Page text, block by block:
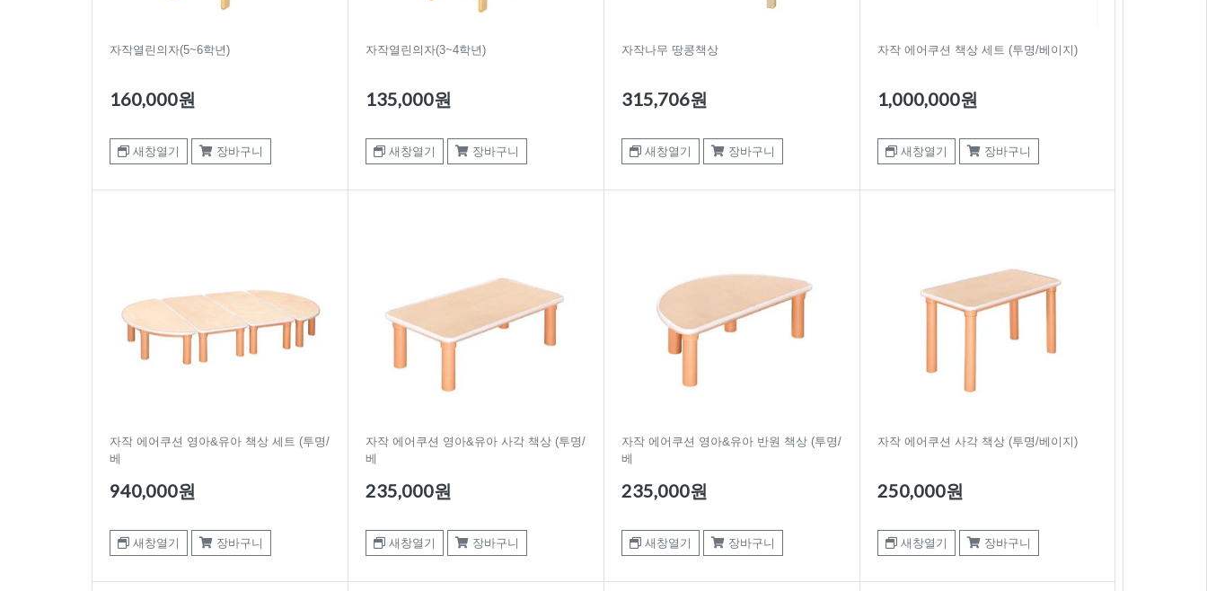
자작열린의자(5~6학년)
160,000원
새창열기 장바구니
자작열린의자(3~4학년)
135,000원
새창열기 장바구니
자작나무 땅콩책상
315,706원
새창열기 장바구니
자작 에어쿠션 책상 세트 (투명/베이지)
1,000,000원
새창열기 장바구니
자작 에어쿠션 영아&유아 책상 세트 (투명/
베
940,000원
새창열기 장바구니
자작 에어쿠션 영아&유아 사각 책상 (투명/
베
235,000원
새창열기 장바구니
자작 에어쿠션 영아&유아 반원 책상 (투명/
베
235,000원
새창열기 장바구니
자작 에어쿠션 사각 책상 (투명/베이지)
250,000원
새창열기 장바구니